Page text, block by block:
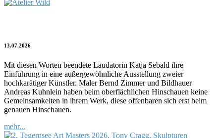
13.07.2026
Mit diesen Worten beendete Laudatorin Katja Sebald ihre
Einführung in eine außergewöhnliche Ausstellung zweier
hochkarätiger Künstler. Maler Bernd Zimmer und Bildhauer
Andreas Kuhnlein haben beim oberflächlichen Hinschauen keine
Gemeinsamkeiten in ihrem Werk, diese offenbaren sich erst beim
genauen Hinschauen.
mehr...